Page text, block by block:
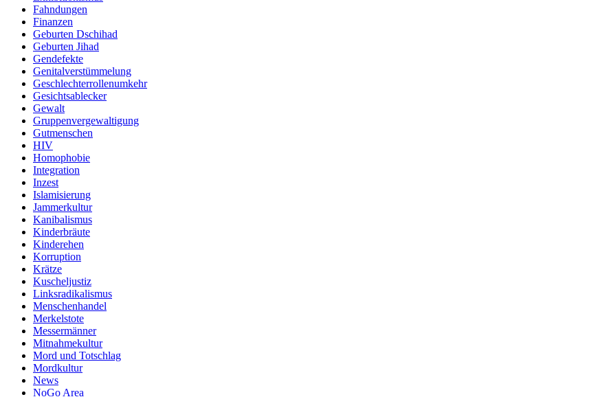
Fahndungen
Finanzen
Geburten Dschihad
Geburten Jihad
Gendefekte
Genitalverstümmelung
Geschlechterrollenumkehr
Gesichtsablecker
Gewalt
Gruppenvergewaltigung
Gutmenschen
HIV
Homophobie
Integration
Inzest
Islamisierung
Jammerkultur
Kanibalismus
Kinderbräute
Kinderehen
Korruption
Krätze
Kuscheljustiz
Linksradikalismus
Menschenhandel
Merkelstote
Messermänner
Mitnahmekultur
Mord und Totschlag
Mordkultur
News
NoGo Area